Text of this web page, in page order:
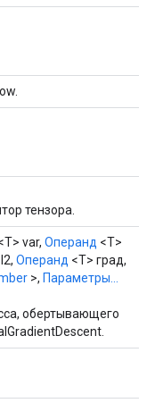
тензора.
var, Операнд <T>
Операнд <T> град,
>, Параметры...
обертывающего